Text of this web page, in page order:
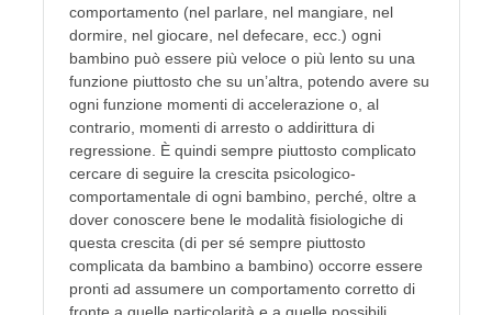
comportamento (nel parlare, nel mangiare, nel
dormire, nel giocare, nel defecare, ecc.) ogni
bambino può essere più veloce o più lento su una
funzione piuttosto che su un’altra, potendo avere su
ogni funzione momenti di accelerazione o, al
contrario, momenti di arresto o addirittura di
regressione. È quindi sempre piuttosto complicato
cercare di seguire la crescita psicologico-
comportamentale di ogni bambino, perché, oltre a
dover conoscere bene le modalità fisiologiche di
questa crescita (di per sé sempre piuttosto
complicata da bambino a bambino) occorre essere
pronti ad assumere un comportamento corretto di